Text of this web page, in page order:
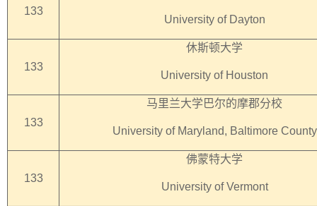
133
University of Dayton
133
休斯顿大学
University of Houston
133
马里兰大学巴尔的摩郡分校
University of Maryland, Baltimore County
133
佛蒙特大学
University of Vermont